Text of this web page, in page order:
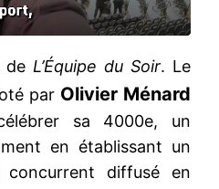
de L’Équipe du Soir. Le
par Olivier Ménard
sa 4000e, un
en établissant un
diffusé en